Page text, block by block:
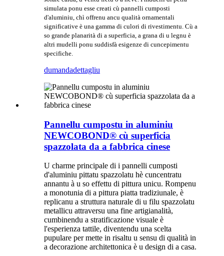
simulata ponu esse creati cù pannelli cumposti
d'aluminiu, chì offrenu ancu qualità ornamentali
significative è una gamma di culori di rivestimentu. Cù a
so grande planarità di a superficia, a grana di u legnu è
altri mudelli ponu suddisfà esigenze di cuncepimentu
specifiche.
dumandadettagliu
Pannellu cumpostu in aluminiu
NEWCOBOND® cù superficia
spazzolata da a fabbrica cinese
U charme principale di i pannelli cumposti
d'aluminiu pittatu spazzolatu hè cuncentratu
annantu à u so effettu di pittura unicu. Rompenu
a monotunia di a pittura piatta tradiziunale, è
replicanu a struttura naturale di u filu spazzolatu
metallicu attraversu una fine artigianalità,
cumbinendu a stratificazione visuale è
l'esperienza tattile, diventendu una scelta
pupulare per mette in risaltu u sensu di qualità in
a decorazione architettonica è u design di a casa.